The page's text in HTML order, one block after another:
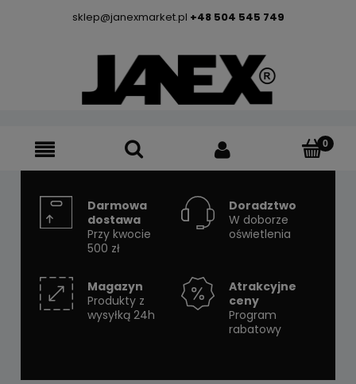
sklep@janexmarket.pl +48 504 545 749
Darmowa
dostawa
Przy kwocie
500 zł
Doradztwo
W doborze
oświetlenia
Magazyn
Produkty z
wysyłką 24h
Atrakcyjne
ceny
Program
rabatowy